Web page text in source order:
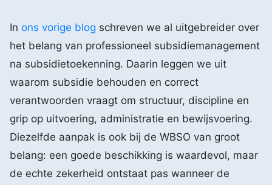
In ons vorige blog schreven we al uitgebreider over
het belang van professioneel subsidiemanagement
na subsidietoekenning. Daarin leggen we uit
waarom subsidie behouden en correct
verantwoorden vraagt om structuur, discipline en
grip op uitvoering, administratie en bewijsvoering.
Diezelfde aanpak is ook bij de WBSO van groot
belang: een goede beschikking is waardevol, maar
de echte zekerheid ontstaat pas wanneer de